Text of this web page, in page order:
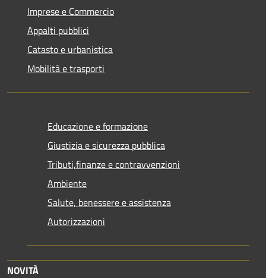
Imprese e Commercio
Appalti pubblici
Catasto e urbanistica
Mobilità e trasporti
Educazione e formazione
Giustizia e sicurezza pubblica
Tributi,finanze e contravvenzioni
Ambiente
Salute, benessere e assistenza
Autorizzazioni
NOVITÀ